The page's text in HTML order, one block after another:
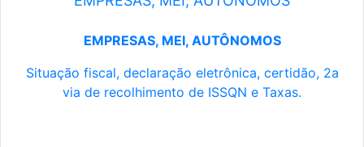
EMPRESAS, MEI, AUTÔNOMOS
Situação fiscal, declaração eletrônica, certidão, 2a
via de recolhimento de ISSQN e Taxas.